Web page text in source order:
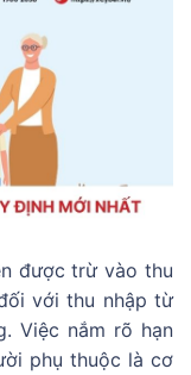
được trừ vào thu
với thu nhập từ
Việc nắm rõ hạn
phụ thuộc là cơ